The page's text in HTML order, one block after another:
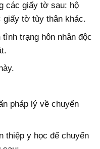
các giấy tờ sau: hộ
giấy tờ tùy thân khác.
trạng hôn nhân độc
pháp lý về chuyển
thiệp y học để chuyển